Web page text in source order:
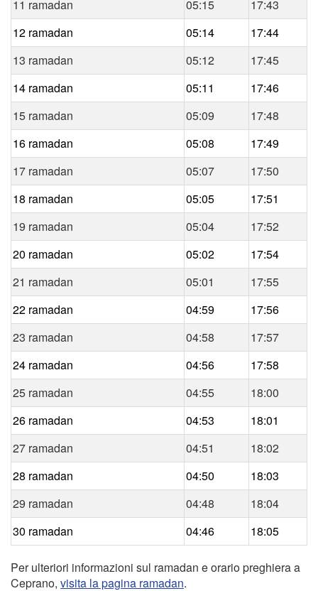
11 ramadan 05:15
17:43
12 ramadan
05:14
17:44
13 ramadan
05:12
17:45
14 ramadan
05:11
17:46
15 ramadan
05:09
17:48
16 ramadan
05:08
17:49
17 ramadan
05:07
17:50
18 ramadan
05:05
17:51
19 ramadan
05:04
17:52
20 ramadan
05:02
17:54
21 ramadan
05:01
17:55
22 ramadan
04:59
17:56
23 ramadan
04:58
17:57
24 ramadan
04:56
17:58
25 ramadan
04:55
18:00
26 ramadan
04:53
18:01
27 ramadan
04:51
18:02
28 ramadan
04:50
18:03
29 ramadan
04:48
18:04
30 ramadan
04:46 18:05
Per ulteriori informazioni sul ramadan e orario preghiera a
Ceprano, visita la pagina ramadan.